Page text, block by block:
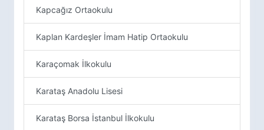
Kapcağız Ortaokulu
Kaplan Kardeşler İmam Hatip Ortaokulu
Karaçomak İlkokulu
Karataş Anadolu Lisesi
Karataş Borsa İstanbul İlkokulu